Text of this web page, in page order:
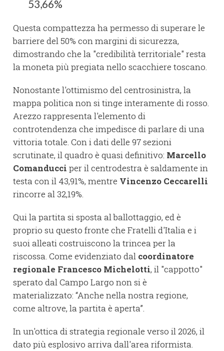
53,66%
Questa compattezza ha permesso di superare le
barriere del 50% con margini di sicurezza,
dimostrando che la "credibilità territoriale" resta
la moneta più pregiata nello scacchiere toscano.
Nonostante l'ottimismo del centrosinistra, la
mappa politica non si tinge interamente di rosso.
Arezzo rappresenta l'elemento di
controtendenza che impedisce di parlare di una
vittoria totale. Con i dati delle 97 sezioni
scrutinate, il quadro è quasi definitivo: Marcello
Comanducci per il centrodestra è saldamente in
testa con il 43,91%, mentre Vincenzo Ceccarelli
rincorre al 32,19%.
Qui la partita si sposta al ballottaggio, ed è
proprio su questo fronte che Fratelli d'Italia e i
suoi alleati costruiscono la trincea per la
riscossa. Come evidenziato dal coordinatore
regionale Francesco Michelotti, il "cappotto"
sperato dal Campo Largo non si è
materializzato: “Anche nella nostra regione,
come altrove, la partita è aperta”.
In un'ottica di strategia regionale verso il 2026, il
dato più esplosivo arriva dall'area riformista.